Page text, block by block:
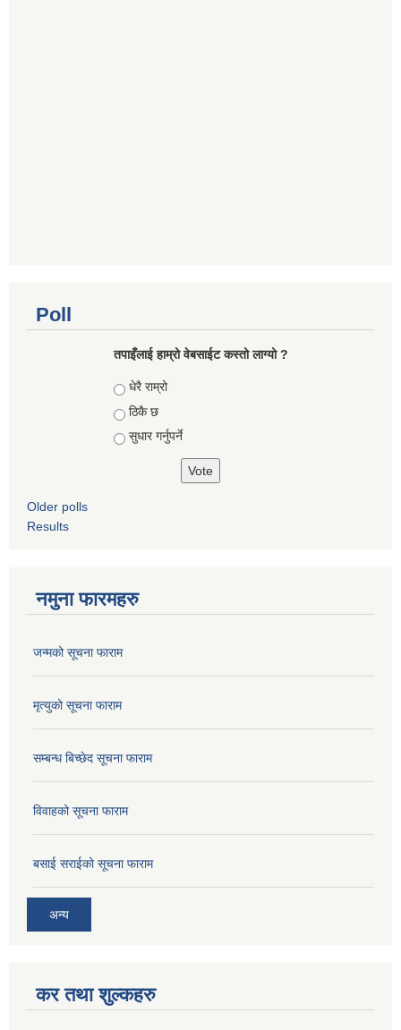
Poll
तपाइँलाई हाम्रो वेबसाईट कस्तो लाग्यो ?
Choices
धेरै राम्रो
ठिकै छ
सुधार गर्नुपर्ने
Older polls
Results
नमुना फारमहरु
जन्मको सूचना फाराम
मृत्युको सूचना फाराम
सम्बन्ध बिच्छेद सूचना फाराम
विवाहको सूचना फाराम
बसाई सराईको सूचना फाराम
अन्य
कर तथा शुल्कहरु